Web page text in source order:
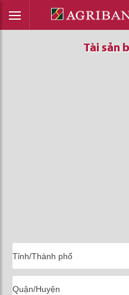
Tài sản
Tài sản
Tài sản